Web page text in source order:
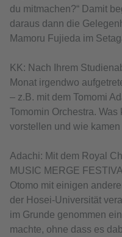
du mitmachen?“ Damit
daraus dann die
Mamoru Fujieda im
KK: Nach Ihrem
Monat irgendwo
– z.B. mit dem Tomomi
Tomomin Orchestra.
vorstellen und wie
Adachi: Mit dem Royal
MUSIC MERGE
Otomo mit einigen
der Hosei-Universität
im Grunde genommen
machte, ohne dass es